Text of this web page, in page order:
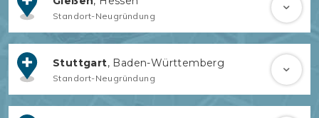
Standort-Neugründung
Stuttgart, Baden-Württemberg
Standort-Neugründung